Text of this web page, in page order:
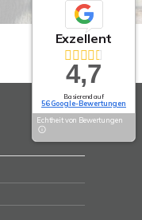
Exzellent
4,7
Basierend auf
56 Google-Bewertungen
Echtheit von Bewertungen